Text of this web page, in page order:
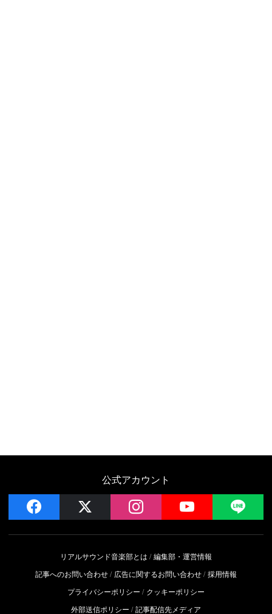
公式アカウント
facebook instagram YouTube
リアルサウンド音楽部とは
編集部・運営情報
記事へのお問い合わせ
広告に関するお問い合わせ 採用情報
プライバシーポリシー
クッキーポリシー
外部送信ポリシー
記事配信先メディア